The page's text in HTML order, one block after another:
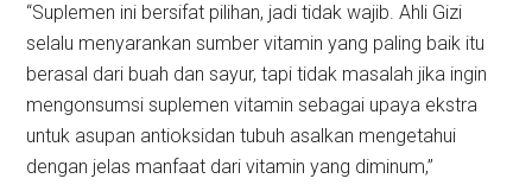
“Suplemen ini bersifat pilihan, jadi tidak wajib. Ahli Gizi
selalu menyarankan sumber vitamin yang paling baik itu
berasal dari buah dan sayur, tapi tidak masalah jika ingin
mengonsumsi suplemen vitamin sebagai upaya ekstra
untuk asupan antioksidan tubuh asalkan mengetahui
dengan jelas manfaat dari vitamin yang diminum,”